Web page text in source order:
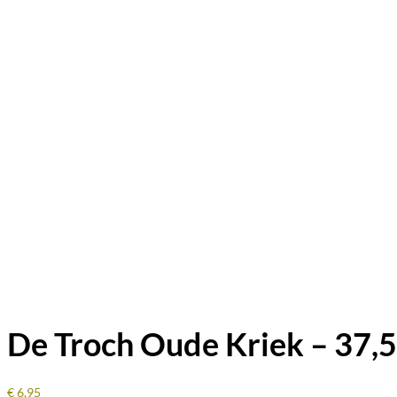
De Troch Oude Kriek –
€6,95